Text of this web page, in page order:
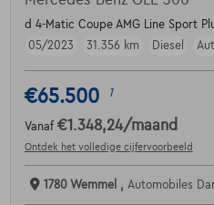
d 4-Matic Coupe AMG Line Sport
05/2023
31.356 km Diesel
€65.500 1
Vanaf €1.348,24/maand
Ontdek het volledige cijfervoorbeeld
1780 Wemmel , Automobiles